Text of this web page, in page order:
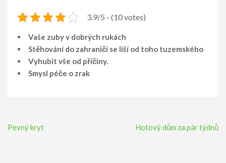
3.9/5 - (10 votes)
Vaše zuby v dobrých rukách
Stěhování do zahraničí se liší od toho tuzemského
Vyhubit vše od příčiny.
Smysl péče o zrak
Navigace
Pevný kryt Hotový dům za pár týdnů